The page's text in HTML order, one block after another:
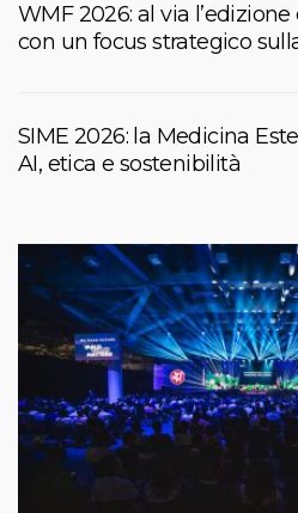
WMF 2026: al via
con un focus strategico
SIME 2026: la Medicina
AI, etica e sostenibilità